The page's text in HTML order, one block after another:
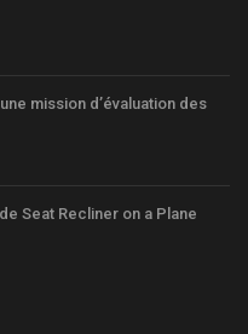
mission d’évaluation des
Seat Recliner on a Plane